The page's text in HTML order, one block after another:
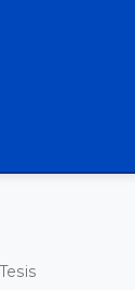
Tesis